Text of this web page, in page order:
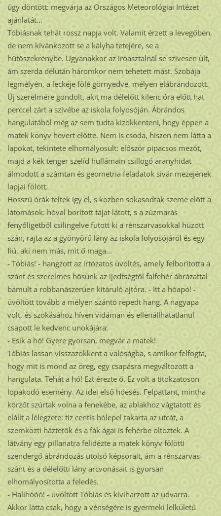
úgy döntött: megvárja az Országos Meteorológiai Intézet
ajánlatát...
Tóbiásnak tehát rossz napja volt. Valamit érzett a levegőben,
de nem kívánkozott se a kályha tetejére, se a
hűtőszekrénybe. Ugyanakkor az íróasztalnál se szívesen ült,
ám szerda délután háromkor nem tehetett mást. Szobája
legmélyén, a leckéje fölé görnyedve, mélyen elábrándozott.
Új szerelmére gondolt, akit ma délelőtt kilenc óra előtt hat
perccel zárt a szívébe az iskola folyosóján. Ábrándos
hangulatából még az sem tudta kizökkenteni, hogy éppen a
matek könyv hevert előtte. Nem is csoda, hiszen nem látta a
lapokat, tekintete elhomályosult: először pipacsos mezőt,
majd a kék tenger szelíd hullámain csillogó aranyhidat
álmodott a számtan és geometria feladatok sivár mezejének
lapjai fölött.
Hosszú órák teltek így el, s közben sokasodtak szeme előtt a
látomások: hóval borított tájat látott, s a zúzmarás
fenyőligetből csilingelve futott ki a rénszarvasokkal húzott
szán, rajta az a gyönyörű lány az iskola folyosójáról és egy
fiú, aki nem más, mit ő maga...
- Tóbiás! - hangzott az irtózatos üvöltés, amely felborította a
szánt és szerelmes hősünk az ijedtségtől falfehér ábrázattal
bámult a robbanászerűen kitáruló ajtóra. - Itt a hóapó! -
üvöltött tovább a mélyen szántó repedt hang. A nagyapa
volt, és szokásához híven vidáman és ellenállhatatlanul
csapott le kedvenc unokájára:
- Esik a hó! Gyere gyorsan, megvár a matek!
Tóbiás lassan visszazökkent a valóságba, s amikor felfogta,
hogy mit is mond az öreg, egy csapásra megváltozott a
hangulata. Tehát a hó! Ezt érezte ő. Ez volt a titokzatoson
lopakodó esemény. Az idei első hóesés. Felpattant, mintha
körzőt szúrtak volna a fenekébe, az ablakhoz vágtatott és
elállt a lélegzete: tíz centis hólepel takarta az utcát, a
szemközti háztetők és a fák ágai is fehérbe öltöztek. A
látvány egy pillanatra felidézte a matek könyv fölötti
szendergő ábrándozás utolsó képsorait, ám a rénszarvas-
szánt és a délelőtti lány arcvonásait is gyorsan
elhomályosította a feledés.
- Halihóóó! - üvöltött Tóbiás és kiviharzott az udvarra.
Akkor látta csak, hogy a vénségére is gyermeki lelkületű